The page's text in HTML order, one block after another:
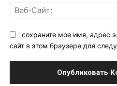
сохраните мое имя, адрес
сайт в этом браузере для